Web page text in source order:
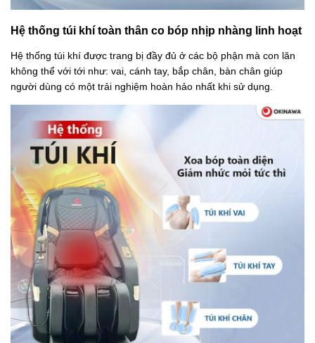
Hệ thống túi khí toàn thân co bóp nhịp nhàng linh hoạt
Hệ thống túi khí được trang bị đầy đủ ở các bộ phận mà con lăn
không thể với tới như: vai, cánh tay, bắp chân, bàn chân giúp
người dùng có một trải nghiệm hoàn hảo nhất khi sử dụng.